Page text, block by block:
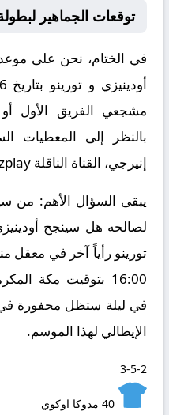
توقعات الجماهير
في الختام، نحن على
مشجعي الفريق الأول أو
بالنظر إلى المعطيات
إنيرجي، القناة الناقلة Starzplay، وصوت المعلق .
يبقى السؤال الأهم: من
لصالحه هل سينجح
تورينو رأياً آخر في معقل
16:00 بتوقيت مكة
في ليلة ستظل محفورة في
الإيطالي لهذا الموسم.
3-5-2
40 مدوكا اوكوي